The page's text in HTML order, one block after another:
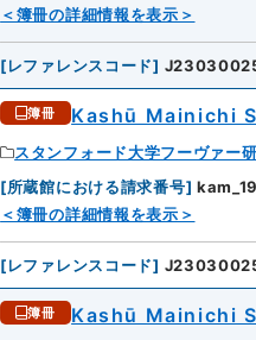
＜簿冊の詳細情報を表示＞
[レファレンスコード]
簿冊 Kashū Mainichi
スタンフォード大学フーヴァー
[所蔵館における請求番号]
＜簿冊の詳細情報を表示＞
[レファレンスコード]
簿冊 Kashū Mainichi